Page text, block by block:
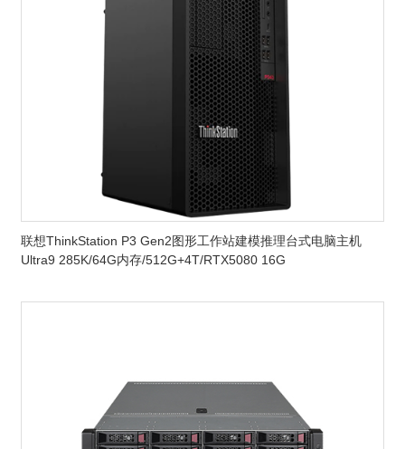
联想ThinkStation P3 Gen2图形工作站建模推理台式电脑主机
Ultra9 285K/64G内存/512G+4T/RTX5080 16G